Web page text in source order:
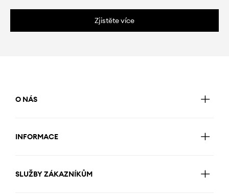
Zjistěte více
O NÁS
INFORMACE
SLUŽBY ZÁKAZNÍKŮM